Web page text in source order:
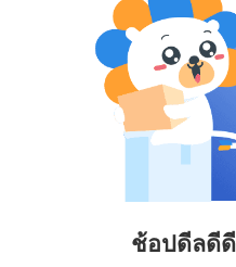
ช้อปดีลดี